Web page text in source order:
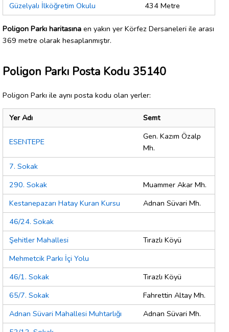
Güzelyalı İlköğretim Okulu
434 Metre
Poligon Parkı haritasına en yakın yer Körfez Dersaneleri ile arası
369 metre olarak hesaplanmıştır.
Poligon Parkı Posta Kodu 35140
Poligon Parkı ile aynı posta kodu olan yerler:
Yer Adı Semt
ESENTEPE
Gen. Kazım Özalp
Mh.
7. Sokak
290. Sokak
Muammer Akar Mh.
Kestanepazarı Hatay Kuran Kursu
Adnan Süvari Mh.
46/24. Sokak
Şehitler Mahallesi
Tırazlı Köyü
Mehmetcik Parkı İçi Yolu
46/1. Sokak
Tırazlı Köyü
65/7. Sokak
Fahrettin Altay Mh.
Adnan Süvari Mahallesi Muhtarlığı
Adnan Süvari Mh.